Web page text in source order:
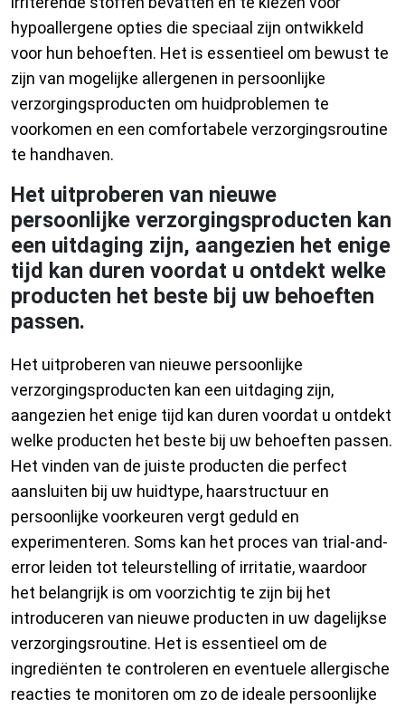
hypoallergene opties die speciaal zijn ontwikkeld
voor hun behoeften. Het is essentieel om bewust te
zijn van mogelijke allergenen in persoonlijke
verzorgingsproducten om huidproblemen te
voorkomen en een comfortabele verzorgingsroutine
te handhaven.
Het uitproberen van nieuwe
persoonlijke verzorgingsproducten kan
een uitdaging zijn, aangezien het enige
tijd kan duren voordat u ontdekt welke
producten het beste bij uw behoeften
passen.
Het uitproberen van nieuwe persoonlijke
verzorgingsproducten kan een uitdaging zijn,
aangezien het enige tijd kan duren voordat u ontdekt
welke producten het beste bij uw behoeften passen.
Het vinden van de juiste producten die perfect
aansluiten bij uw huidtype, haarstructuur en
persoonlijke voorkeuren vergt geduld en
experimenteren. Soms kan het proces van trial-and-
error leiden tot teleurstelling of irritatie, waardoor
het belangrijk is om voorzichtig te zijn bij het
introduceren van nieuwe producten in uw dagelijkse
verzorgingsroutine. Het is essentieel om de
ingrediënten te controleren en eventuele allergische
reacties te monitoren om zo de ideale persoonlijke